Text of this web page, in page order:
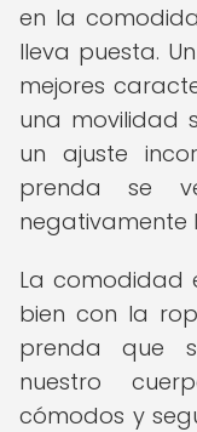
en la
lleva puesta.
mejores
una movilidad
un ajuste
prenda se
negativamente
La comodidad
bien con la
prenda que
nuestro
cómodos y